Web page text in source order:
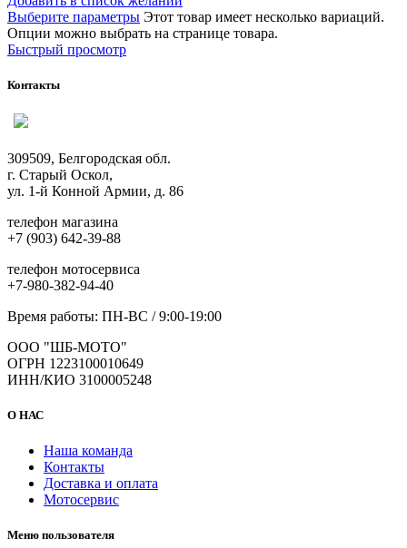
Выберите параметры Этот товар имеет несколько вариаций.
Опции можно выбрать на странице товара.
Быстрый просмотр
Контакты
309509, Белгородская обл.
г. Старый Оскол,
ул. 1-й Конной Армии, д. 86
телефон магазина
+7 (903) 642-39-88
телефон мотосервиса
+7-980-382-94-40
Время работы: ПН-ВС / 9:00-19:00
ООО "ШБ-МОТО"
ОГРН 1223100010649
ИНН/КИО 3100005248
О НАС
Наша команда
Контакты
Доставка и оплата
Мотосервис
Меню пользователя